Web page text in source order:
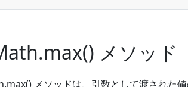
メソッド
メソッドは、引数として渡された